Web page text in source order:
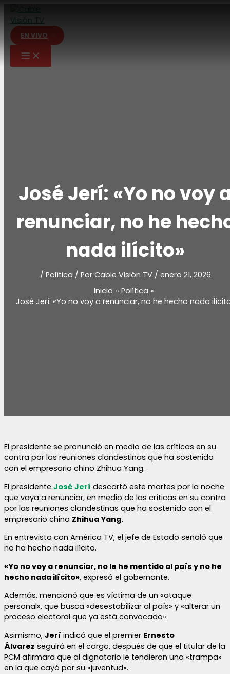
contenido
EN VIVO
José Jerí: «Yo no voy
renunciar, no he
nada ilícito»
/ Política / Por Cable Visión TV / enero 21, 2026
Inicio
Política
José Jerí: «Yo no voy a renunciar, no he hecho nada
El presidente se pronunció en medio de las críticas en su
contra por las reuniones clandestinas que ha sostenido
con el empresario chino Zhihua Yang.
El presidente José Jerí descartó este martes por la noche
que vaya a renunciar, en medio de las críticas en su contra
por las reuniones clandestinas que ha sostenido con el
empresario chino Zhihua Yang.
En entrevista con América TV, el jefe de Estado señaló que
no ha hecho nada ilícito.
«Yo no voy a renunciar, no le he mentido al país y no he
hecho nada ilícito», expresó el gobernante.
Además, mencionó que es víctima de un «ataque
personal», que busca «desestabilizar al país» y «alterar un
proceso electoral que ya está convocado».
Asimismo, Jerí indicó que el premier Ernesto
Álvarez seguirá en el cargo, después de que el titular de la
PCM afirmara que al dignatario le tendieron una «trampa»
en la que cayó por su «juventud».